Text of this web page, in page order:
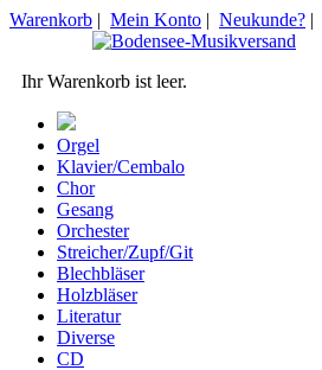
Warenkorb | Mein Konto | Neukunde? |
Ihr Warenkorb ist leer.
Orgel
Klavier/Cembalo
Chor
Gesang
Orchester
Streicher/Zupf/Git
Blechbläser
Holzbläser
Literatur
Diverse
CD